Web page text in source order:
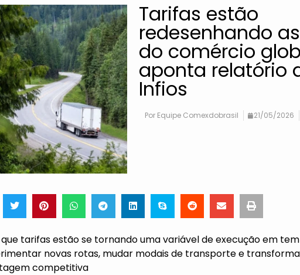
Tarifas estão
redesenhando
do comércio
aponta relatório
Infios
Por Equipe Comexdobrasil 21/05/2026
tarifas estão se tornando uma variável de execução em
novas rotas, mudar modais de transporte e
competitiva